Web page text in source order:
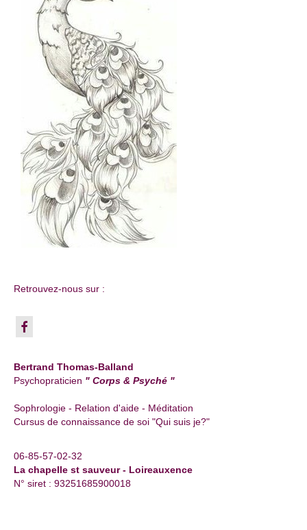
Retrouvez-nous sur :
Bertrand Thomas-Balland
Psychopraticien " Corps & Psyché "
Sophrologie - Relation d'aide - Méditation
Cursus de connaissance de soi "Qui suis je?"
06-85-57-02-32
La chapelle st sauveur - Loireauxence
N° siret : 93251685900018